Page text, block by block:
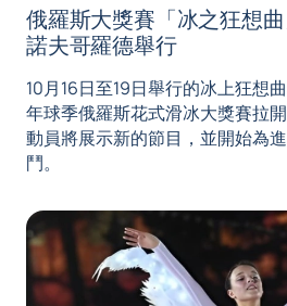
俄羅斯大獎賽「冰之狂想
諾夫哥羅德舉行
10月16日至19日舉行的冰上狂想
年球季俄羅斯花式滑冰大獎賽拉
動員將展示新的節目，並開始為
鬥。